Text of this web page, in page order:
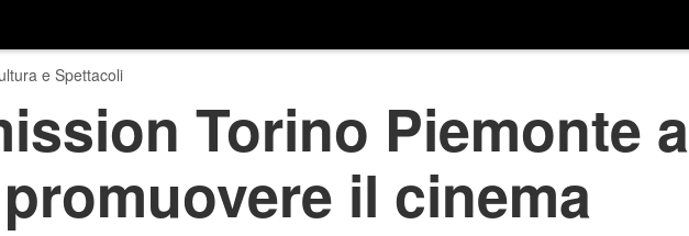
e Spettacoli
Torino Piemonte a
il cinema